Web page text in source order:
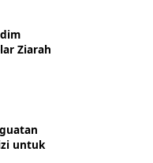
Ziarah
untuk